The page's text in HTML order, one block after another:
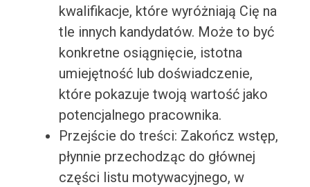
kwalifikacje, które wyróżniają Cię na
tle innych kandydatów. Może to być
konkretne osiągnięcie, istotna
umiejętność lub doświadczenie,
które pokazuje twoją wartość jako
potencjalnego pracownika.
Przejście do treści: Zakończ wstęp,
płynnie przechodząc do głównej
części listu motywacyjnego, w